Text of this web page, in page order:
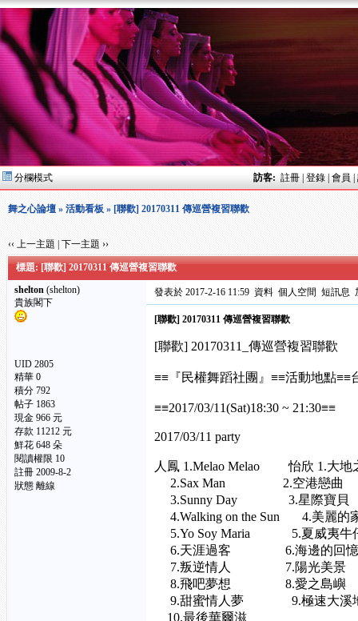
分欄模式 訪客: 註冊| 登錄| 會員
舞之心論壇» 活動看板» [聯歡] 20170311 傳巡營複習聯歡
‹‹ 上一主題 下一主題 ››
標題: [聯歡] 20170311 傳巡營複習聯歡
shelton (shelton)
貴族閣下
UID 2805
精華 0
積分 792
帖子 1863
現金 966 元
存款 11212 元
鮮花 648 朵
閱讀權限 10
註冊 2009-8-2
狀態 離線
發表於 2017-2-16 11:59 資料 個人空間 短訊息
[聯歡] 20170311 傳巡營複習聯歡
[聯歡] 20170311_傳巡營複習聯歡
≡≡『民權舞蹈社團』≡≡活動地點≡≡
≡≡2017/03/11(Sat)18:30 ~ 21:30≡≡
2017/03/11 party
人鳳 1.Melao Melao 怡欣 1.大
2.Sax Man 2.空港戀曲
3.Sunny Day 3.星際寶
4.Walking on the Sun 4.美麗
5.Yo Soy Maria 5.夏威夷
6.天涯過客 6.海邊的回
7.叛逆情人 7.陽光美景
8.飛吧夢想 8.愛之島
9.甜蜜情人夢 9.極速大
10.最後華爾滋